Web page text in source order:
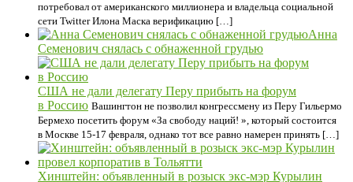
потребовал от американского миллионера и владельца социальной
сети Twitter Илона Маска верификацию […]
Анна
Семенович снялась с обнаженной грудью
США не дали делегату Перу прибыть на форум
в Россию Вашингтон не позволил конгрессмену из Перу Гильермо
Бермехо посетить форум «За свободу наций! », который состоится
в Москве 15-17 февраля, однако тот все равно намерен принять […]
Хинштейн: объявленный в розыск экс-мэр Курылин